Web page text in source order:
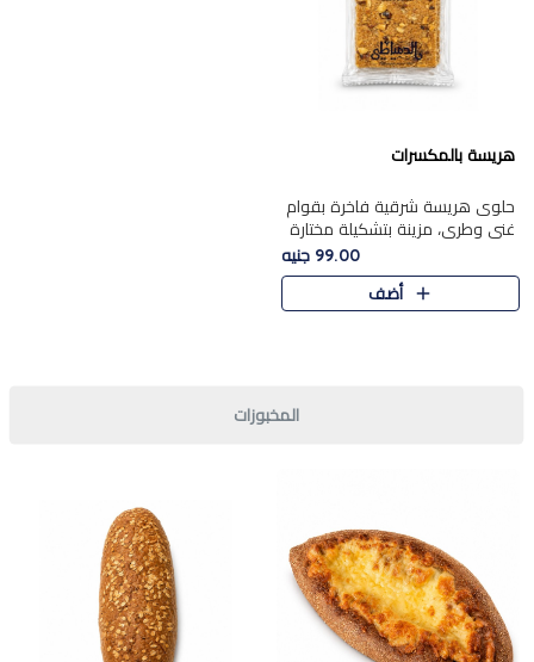
هريسة بالمكسرات
حلوى هريسة شرقية فاخرة بقوام
غني وطري، مزينة بتشكيلة مختارة
من المكسرات الفاخرة التي تضيف
قرمشة مميزة ونكهة غنية في كل
قطعة. تجمع بين المذاق..
99.00 جنيه
أضف
المخبوزات